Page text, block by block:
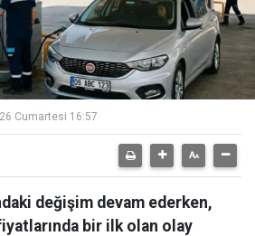
Cumartesi 16:57
değişim devam ederken,
bir ilk olan olay